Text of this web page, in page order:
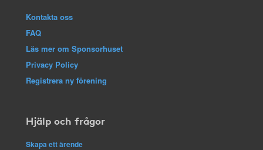
Kontakta oss
FAQ
Läs mer om Sponsorhuset
Privacy Policy
Registrera ny förening
Hjälp och frågor
Skapa ett ärende